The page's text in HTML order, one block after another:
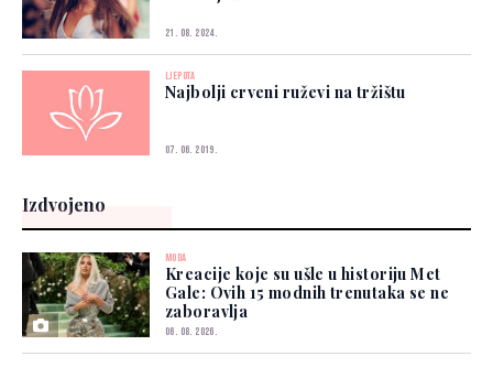
21. 08. 2024.
LJEPOTA
Najbolji crveni ruževi na tržištu
07. 06. 2019.
Izdvojeno
MODA
Kreacije koje su ušle u historiju Met
Gale: Ovih 15 modnih trenutaka se ne
zaboravlja
06. 08. 2026.